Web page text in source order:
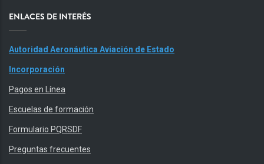
ENLACES DE INTERÉS
Autoridad Aeronáutica Aviación de Estado
Incorporación
Pagos en Línea
Escuelas de formación
Formulario PQRSDF
Preguntas frecuentes